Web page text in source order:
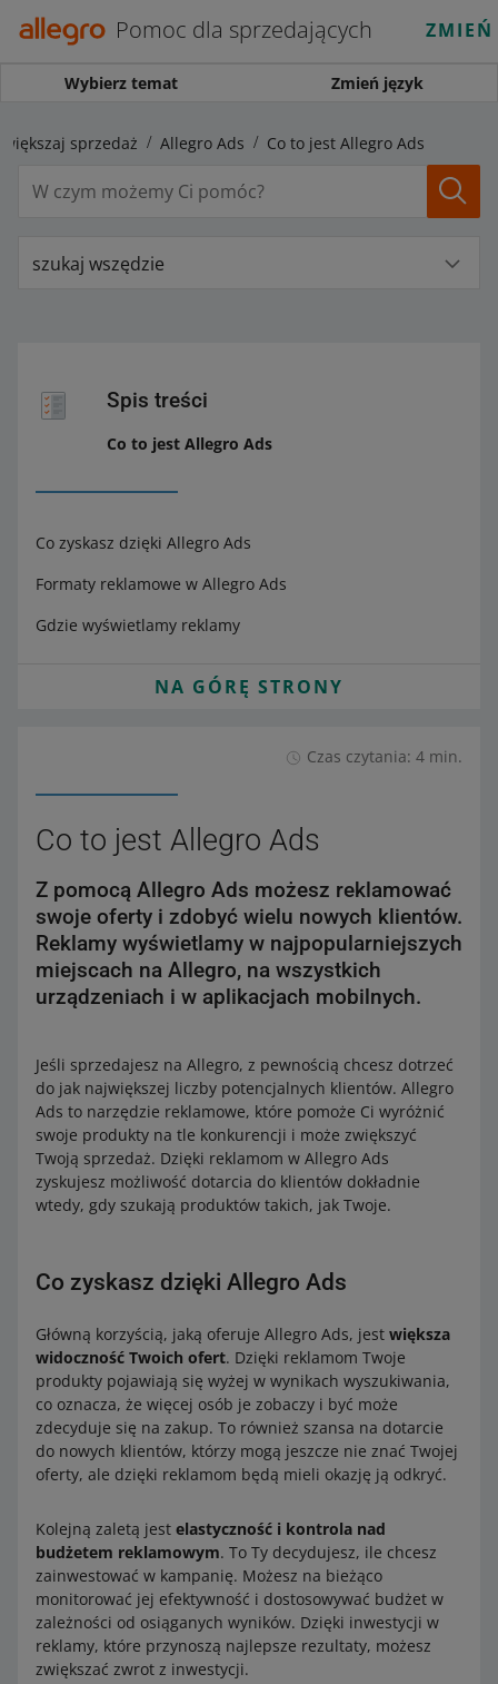
Pomoc dla sprzedających
Wybierz temat Zmień język
sprzedaż Allegro Ads Co to jest Allegro Ads
szukaj wszędzie
Spis treści
Co to jest Allegro Ads
Co zyskasz dzięki Allegro Ads
Formaty reklamowe w Allegro Ads
Gdzie wyświetlamy reklamy
NA GÓRĘ STRONY
Czas czytania: 4 min.
Co to jest Allegro Ads
Z pomocą Allegro Ads możesz reklamować
swoje oferty i zdobyć wielu nowych klientów.
Reklamy wyświetlamy w najpopularniejszych
miejscach na Allegro, na wszystkich
urządzeniach i w aplikacjach mobilnych.
Jeśli sprzedajesz na Allegro, z pewnością chcesz dotrzeć
do jak największej liczby potencjalnych klientów. Allegro
Ads to narzędzie reklamowe, które pomoże Ci wyróżnić
swoje produkty na tle konkurencji i może zwiększyć
Twoją sprzedaż. Dzięki reklamom w Allegro Ads
zyskujesz możliwość dotarcia do klientów dokładnie
wtedy, gdy szukają produktów takich, jak Twoje.
Co zyskasz dzięki Allegro Ads
Główną korzyścią, jaką oferuje Allegro Ads, jest większa
widoczność Twoich ofert. Dzięki reklamom Twoje
produkty pojawiają się wyżej w wynikach wyszukiwania,
co oznacza, że więcej osób je zobaczy i być może
zdecyduje się na zakup. To również szansa na dotarcie
do nowych klientów, którzy mogą jeszcze nie znać Twojej
oferty, ale dzięki reklamom będą mieli okazję ją odkryć.
Kolejną zaletą jest elastyczność i kontrola nad
budżetem reklamowym. To Ty decydujesz, ile chcesz
zainwestować w kampanię. Możesz na bieżąco
monitorować jej efektywność i dostosowywać budżet w
zależności od osiąganych wyników. Dzięki inwestycji w
reklamy, które przynoszą najlepsze rezultaty, możesz
zwiększać zwrot z inwestycji.